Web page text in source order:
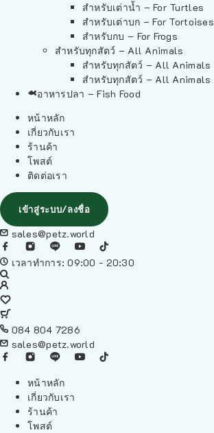
สำหรับเต่าน้ำ – For Turtles
สำหรับเต่าบก – For Tortoises
สำหรับกบ – For Frogs
สำหรับทุกสัตว์ – All Animals
สำหรับทุกสัตว์ – All Animals
สำหรับทุกสัตว์ – All Animals
อาหารปลา – Fish Food
หน้าหลัก
เกี่ยวกับเรา
ร้านค้า
โพสต์
ติดต่อเรา
เข้าสู่ระบบ/ลงชื่อ
sales@petz.world
เวลาทำการ: 09:00 - 20:30
084 804 7286
sales@petz.world
หน้าหลัก
เกี่ยวกับเรา
ร้านค้า
โพสต์